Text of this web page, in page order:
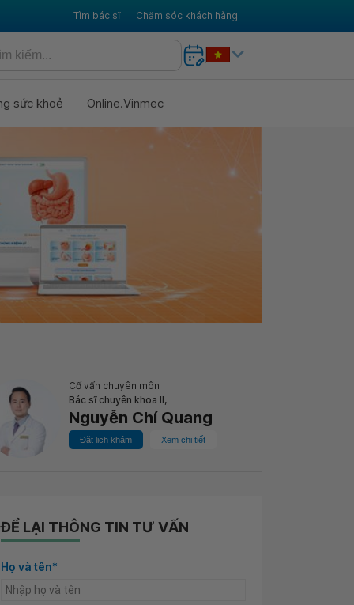
Tìm bác sĩ Chăm sóc khách hàng
sức khoẻ Online.Vinmec
Cố vấn chuyên môn
Bác sĩ chuyên khoa II,
Nguyễn Chí Quang
Đặt lịch khám Xem chi tiết
ĐỂ LẠI THÔNG TIN TƯ VẤN
Họ và tên*